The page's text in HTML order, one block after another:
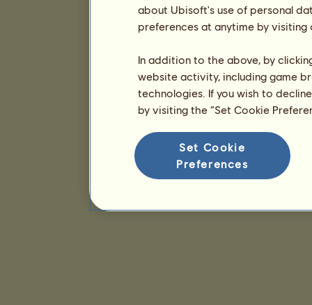
about Ubisoft's use of personal
preferences at anytime by
In addition to the above, by
website activity, including game
technologies. If you wish to
by visiting the “Set Cookie
Set Cookie
Preferences